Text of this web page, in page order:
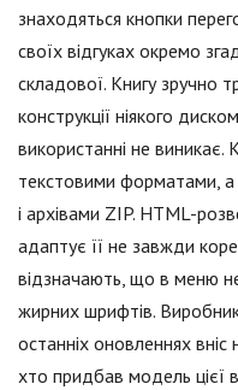
знаходяться кнопки
своїх відгуках окремо
складової. Книгу зручно
конструкції ніякого
використанні не виникає.
текстовими форматами,
і архівами ZIP. HTML-
адаптує її не завжди
відзначають, що в меню
жирних шрифтів.
останніх оновленнях
хто придбав модель цієї